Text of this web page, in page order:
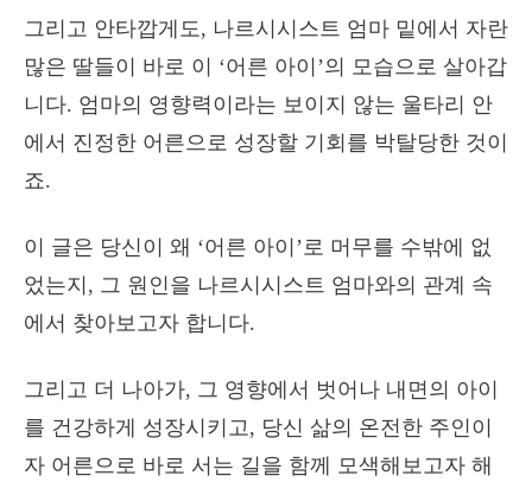
그리고 안타깝게도, 나르시시스트 엄마 밑에서 자란
많은 딸들이 바로 이 ‘어른 아이’의 모습으로 살아갑
니다. 엄마의 영향력이라는 보이지 않는 울타리 안
에서 진정한 어른으로 성장할 기회를 박탈당한 것이
죠.
이 글은 당신이 왜 ‘어른 아이’로 머무를 수밖에 없
었는지, 그 원인을 나르시시스트 엄마와의 관계 속
에서 찾아보고자 합니다.
그리고 더 나아가, 그 영향에서 벗어나 내면의 아이
를 건강하게 성장시키고, 당신 삶의 온전한 주인이
자 어른으로 바로 서는 길을 함께 모색해보고자 해